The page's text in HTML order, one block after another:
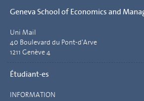
Geneva School of Economics and
Uni Mail
40 Boulevard du Pont-d'Arve
1211 Genève 4
Étudiant-es
INFORMATION